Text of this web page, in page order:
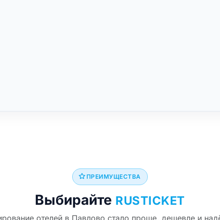
ПРЕИМУЩЕСТВА
Выбирайте RUSTICKET
отелей в Павлово стало проще, дешевле и